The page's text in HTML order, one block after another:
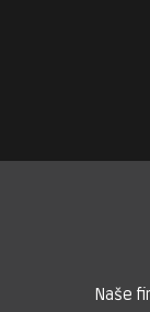
Naše